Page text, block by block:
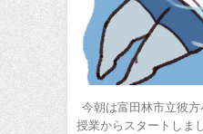
今朝は富田林市立彼
授業からスタートしま